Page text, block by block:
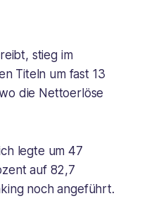
stieg im
Titeln um fast 13
die Nettoerlöse
legte um 47
auf 82,7
noch angeführt.